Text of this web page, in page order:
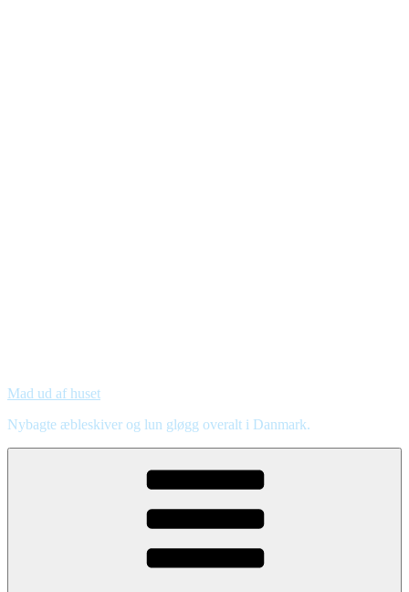
Mad ud af huset
Nybagte æbleskiver og lun gløgg overalt i Danmark.